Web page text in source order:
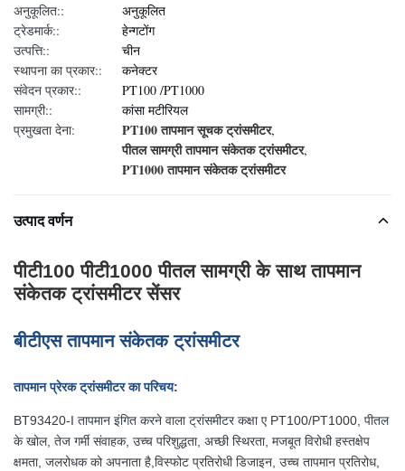
अनुकूलित::
अनुकूलित
ट्रेडमार्क::
हेन्गटोंग
उत्पत्ति::
चीन
स्थापना का प्रकार::
कनेक्टर
संवेदन प्रकार::
PT100 /PT1000
सामग्री::
कांसा मटीरियल
प्रमुखता देना:
PT100 तापमान सूचक ट्रांसमीटर,
पीतल सामग्री तापमान संकेतक ट्रांसमीटर,
PT1000 तापमान संकेतक ट्रांसमीटर
उत्पाद वर्णन
पीटी100 पीटी1000 पीतल सामग्री के साथ तापमान
संकेतक ट्रांसमीटर सेंसर
बीटीएस तापमान संकेतक ट्रांसमीटर
तापमान प्रेरक ट्रांसमीटर का परिचय:
BT93420-I तापमान इंगित करने वाला ट्रांसमीटर कक्षा ए PT100/PT1000, पीतल
के खोल, तेज गर्मी संवाहक, उच्च परिशुद्धता, अच्छी स्थिरता, मजबूत विरोधी हस्तक्षेप
क्षमता, जलरोधक को अपनाता है,विस्फोट प्रतिरोधी डिजाइन, उच्च तापमान प्रतिरोध,